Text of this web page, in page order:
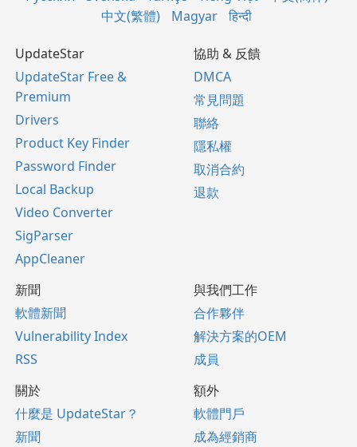
中文(繁體)
Magyar हिन्दी
UpdateStar
UpdateStar Free &
Premium
Drivers
Product Key Finder
Password Finder
Local Backup
Video Converter
SigParser
AppCleaner
協助 & 反饋
DMCA
常見問題
聯絡
隱私權
取消合約
退款
新聞
軟體新聞
Vulnerability Index
RSS
與我們工作
合作夥伴
解決方案的OEM
成員
關於
什麼是 UpdateStar？
新聞
額外
軟體門戶
成為經銷商